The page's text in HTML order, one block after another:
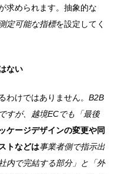
求められます。抽象的な
定可能な指標を設定してく
ない
わけではありません。 B2B
すが、越境ECでも「最後
ケージデザインの変更や同
トなどは事業者側で指示出
内で完結する部分」と「外